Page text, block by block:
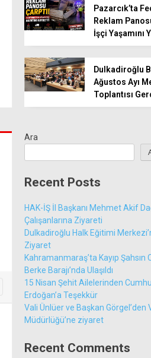
Pazarcık’ta
Reklam
İşçi Yaşamını
Dulkadiroğlu
Ağustos Ayı
Toplantısı
Ara
Recent Posts
HAK-İŞ İl Başkanı Mehmet Akif
Çalışanlarına Ziyareti
Dulkadiroğlu Halk Eğitimi
Ziyaret
Kahramanmaraş’ta Kayıp Şahsın
Berke Barajı’nda Ulaşıldı
15 Nisan Şehit Ailelerinden
Erdoğan’a Teşekkür
Vali Ünlüer ve Başkan Görgel’den
Müdürlüğü’ne ziyaret
Recent Comments